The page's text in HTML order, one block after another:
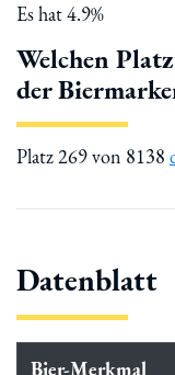
Es hat 4.9%
Welchen
der
Platz 269 von 8138
Datenblatt
Bier-Merkmal